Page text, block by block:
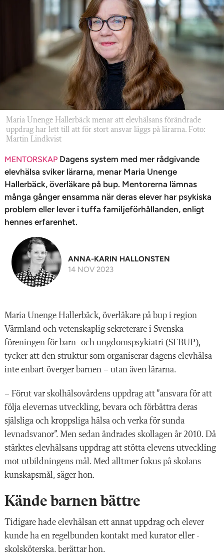
Maria Unenge Hallerbäck menar att elevhälsans förändrade
uppdrag har lett till att för stort ansvar läggs på lärarna. Foto:
Martin Lindkvist
MENTORSKAP Dagens system med mer rådgivande
elevhälsa ­sviker ­lärarna, menar Maria Unenge
Hallerbäck, överläkare på bup. Mentorerna lämnas
många gånger ensamma när deras elever har psykiska
problem eller lever i tuffa ­familjeförhållanden, enligt
hennes erfarenhet.
ANNA-KARIN HALLONSTEN
14 NOV 2023
Maria Unenge Hallerbäck, överläkare på bup i region
Värmland och vetenskaplig sekreterare i Svenska
föreningen för barn- och ungdomspsykiatri (SFBUP),
tycker att den struktur som organiserar dagens elevhälsa
inte enbart överger barnen – utan även lärarna.
– Förut var skolhälsovårdens uppdrag att ”ansvara för att
följa elevernas utveckling, bevara och förbättra deras
själsliga och kroppsliga hälsa och verka för sunda
levnadsvanor”. Men sedan ändrades skollagen år 2010. Då
stärktes elevhälsans uppdrag att stötta elevens utveckling
mot utbildningens mål. Med alltmer fokus på skolans
kunskapsmål, säger hon.
Kände barnen bättre
Tidigare hade elevhälsan ett ­annat uppdrag och elever
kunde ha en regelbunden kontakt med kurator eller ­
skolsköterska, berättar hon.